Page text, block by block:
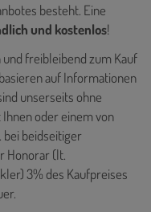
besteht. Eine
und kostenlos!
freibleibend zum Kauf
auf Informationen
unserseits ohne
Ihnen oder einem von
bei beidseitiger
Honorar (lt.
3% des Kaufpreises